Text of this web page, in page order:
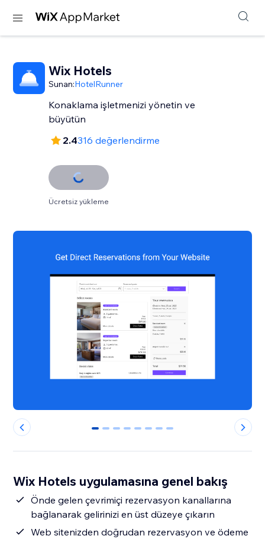
Wix Hotels
Sunan:HotelRunner
Konaklama işletmenizi yönetin ve
büyütün
2.4316 değerlendirme
Ücretsiz yükleme
0 1 2 3 4 5 6 7
Wix Hotels uygulamasına genel bakış
Önde gelen çevrimiçi rezervasyon kanallarına
bağlanarak gelirinizi en üst düzeye çıkarın
Web sitenizden doğrudan rezervasyon ve ödeme